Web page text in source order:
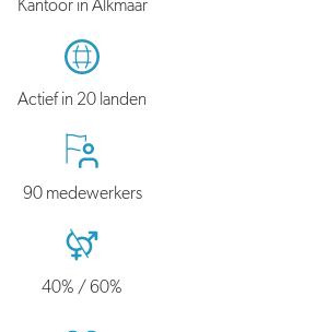
Kantoor in Alkmaar
Actief in 20 landen
90 medewerkers
40% / 60%